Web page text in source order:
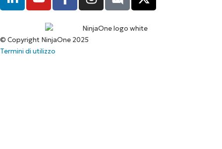
© Copyright NinjaOne 2025
Termini di utilizzo